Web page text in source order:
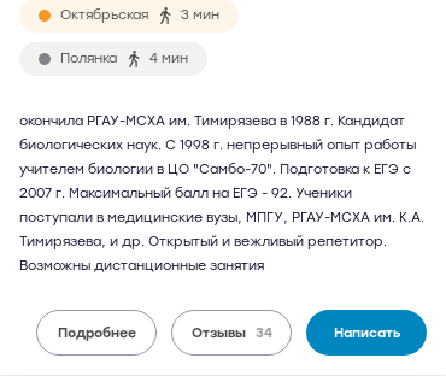
Октябрьская 3 мин
Полянка 4 мин
окончила РГАУ-МСХА им. Тимирязева в 1988 г. Кандидат
биологических наук. С 1998 г. непрерывный опыт работы
учителем биологии в ЦО "Самбо-70". Подготовка к ЕГЭ с
2007 г. Максимальный балл на ЕГЭ - 92. Ученики
поступали в медицинские вузы, МПГУ, РГАУ-МСХА им. К.А.
Тимирязева, и др. Открытый и вежливый репетитор.
Возможны дистанционные занятия
Подробнее Отзывы 34 Написать